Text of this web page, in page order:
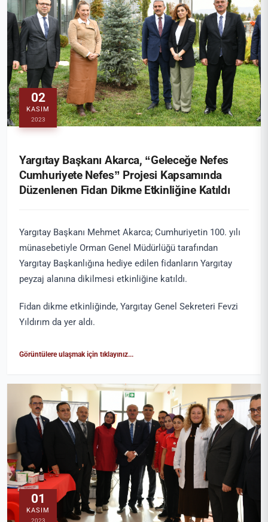
02
KASIM
2023
Yargıtay Başkanı Akarca, “Geleceğe Nefes
Cumhuriyete Nefes” Projesi Kapsamında
Düzenlenen Fidan Dikme Etkinliğine Katıldı
Yargıtay Başkanı Mehmet Akarca; Cumhuriyetin 100. yılı
münasebetiyle Orman Genel Müdürlüğü tarafından
Yargıtay Başkanlığına hediye edilen fidanların Yargıtay
peyzaj alanına dikilmesi etkinliğine katıldı.
Fidan dikme etkinliğinde, Yargıtay Genel Sekreteri Fevzi
Yıldırım da yer aldı.
Görüntülere ulaşmak için tıklayınız...
01
KASIM